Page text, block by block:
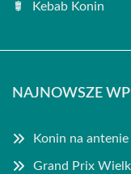
Kebab Konin
NAJNOWSZE
Konin na
Grand Prix